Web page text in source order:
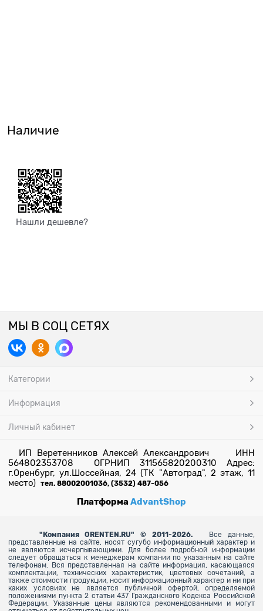
Наличие
Нашли дешевле?
МЫ В СОЦ СЕТЯХ
Категории
Информация
Личный кабинет
ИП Веретенников Алексей Александрович ИНН
564802353708 ОГРНИП 311565820200310 Адрес:
г.Оренбург, ул.Шоссейная, 24 (ТК "Автоград", 2 этаж, 11
место) тел. 88002001036, (3532) 487-056
ПлатформаAdvantShop
" Компания ORENTEN.RU" © 2011-2026.
Все данные,
представленные на сайте, носят сугубо информационный характер и
не являются исчерпывающими. Для более подробной информации
следует обращаться к менеджерам компании по указанным на сайте
телефонам. Вся представленная на сайте информация, касающаяся
комплектации, технических характеристик, цветовых сочетаний, а
также стоимости продукции, носит информационный характер и ни при
каких условиях не является публичной офертой, определяемой
положениями пункта 2 статьи 437 Гражданского Кодекса Российской
Федерации. Указанные цены являются рекомендованными и могут